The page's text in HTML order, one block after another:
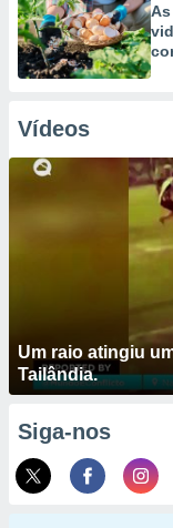
Vídeos
Um raio atingiu
Tailândia.
Siga-nos